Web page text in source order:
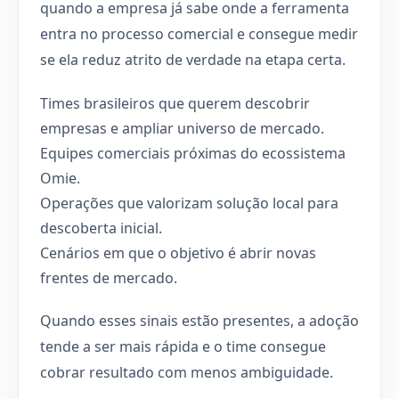
quando a empresa já sabe onde a ferramenta
entra no processo comercial e consegue medir
se ela reduz atrito de verdade na etapa certa.
Times brasileiros que querem descobrir
empresas e ampliar universo de mercado.
Equipes comerciais próximas do ecossistema
Omie.
Operações que valorizam solução local para
descoberta inicial.
Cenários em que o objetivo é abrir novas
frentes de mercado.
Quando esses sinais estão presentes, a adoção
tende a ser mais rápida e o time consegue
cobrar resultado com menos ambiguidade.